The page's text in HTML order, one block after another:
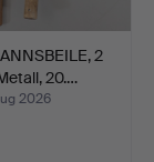
2
20.…
2026